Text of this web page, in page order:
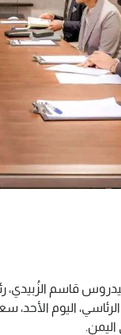
قاسم الزُبيدي،
اليوم الأحد،
اليمن.